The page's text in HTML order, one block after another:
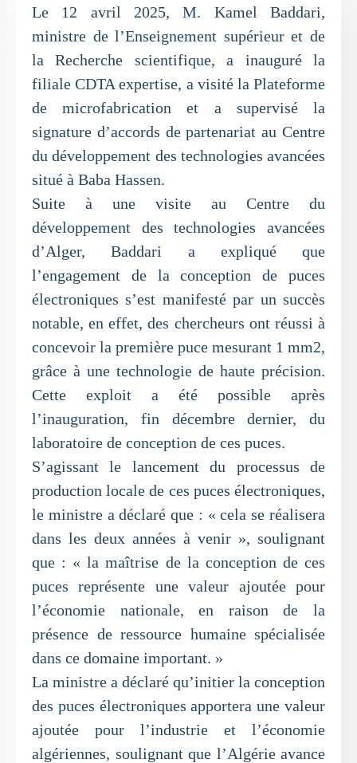
Le 12 avril 2025, M. Kamel Baddari,
ministre de l’Enseignement supérieur et de
la Recherche scientifique, a inauguré la
filiale CDTA expertise, a visité la Plateforme
de microfabrication et a supervisé la
signature d’accords de partenariat au Centre
du développement des technologies avancées
situé à Baba Hassen.
Suite à une visite au Centre du
développement des technologies avancées
d’Alger, Baddari a expliqué que
l’engagement de la conception de puces
électroniques s’est manifesté par un succès
notable, en effet, des chercheurs ont réussi à
concevoir la première puce mesurant 1 mm2,
grâce à une technologie de haute précision.
Cette exploit a été possible après
l’inauguration, fin décembre dernier, du
laboratoire de conception de ces puces.
S’agissant le lancement du processus de
production locale de ces puces électroniques,
le ministre a déclaré que : « cela se réalisera
dans les deux années à venir », soulignant
que : « la maîtrise de la conception de ces
puces représente une valeur ajoutée pour
l’économie nationale, en raison de la
présence de ressource humaine spécialisée
dans ce domaine important. »
La ministre a déclaré qu’initier la conception
des puces électroniques apportera une valeur
ajoutée pour l’industrie et l’économie
algériennes, soulignant que l’Algérie avance